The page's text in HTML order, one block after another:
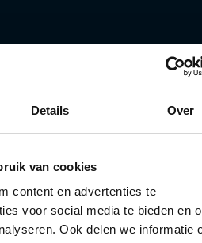
Details Over
van cookies
content en advertenties te
voor social media te bieden en
Ook delen we informatie